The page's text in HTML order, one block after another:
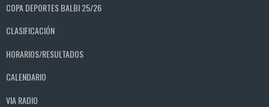
COPA DEPORTES BALBI 25/26
CLASIFICACIÓN
HORARIOS/RESULTADOS
CALENDARIO
VIA RADIO